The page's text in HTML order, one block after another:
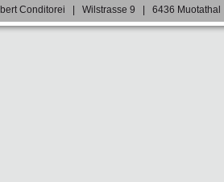
Conditorei | Wilstrasse 9 | 6436